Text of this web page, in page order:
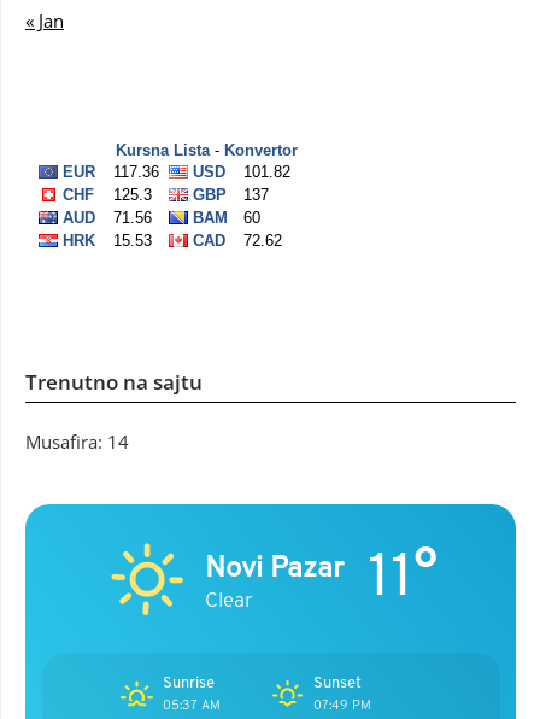
« Jan
Trenutno na sajtu
Musafira: 14
Novi Pazar
Clear 11°
Sunrise
05:37 AM
Sunset
07:49 PM